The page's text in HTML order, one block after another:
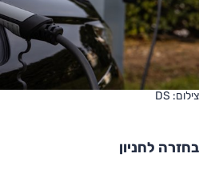
צילום: DS
בחזרה לחניון